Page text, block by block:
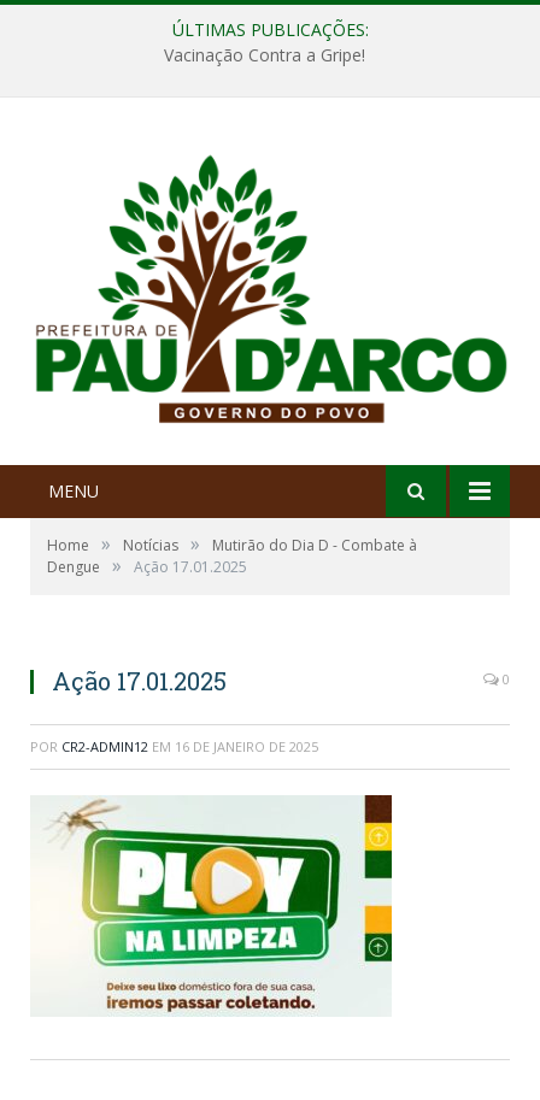
ÚLTIMAS PUBLICAÇÕES:
Vacinação Contra a Gripe!
MENU
Home » Notícias »
Mutirão do Dia D - Combate à
Dengue
» Ação 17.01.2025
Ação 17.01.2025 0
POR CR2-ADMIN12 EM 16 DE JANEIRO DE 2025